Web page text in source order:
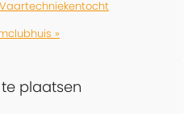
»
plaatsen